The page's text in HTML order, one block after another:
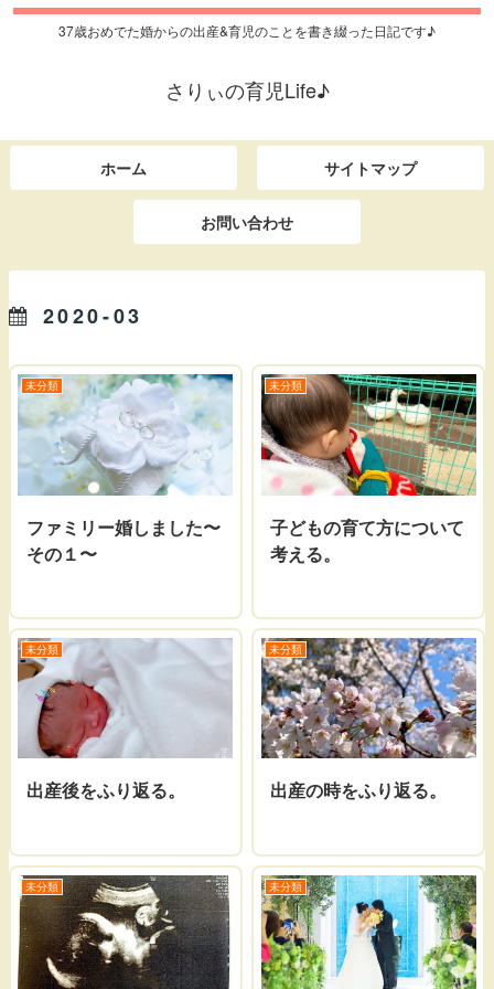
37歳おめでた婚からの出産&育児のことを書き綴った日記です♪
さりぃの育児Life♪
ホーム サイトマップ
お問い合わせ
2020-03
未分類
ファミリー婚しました〜
その１〜
未分類
子どもの育て方について
考える。
未分類
出産後をふり返る。
未分類
出産の時をふり返る。
未分類 未分類